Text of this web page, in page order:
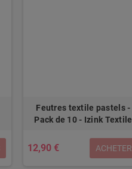
Feutres textile pastels -
Pack de 10 - Izink Textile
12,90 € ACHETER